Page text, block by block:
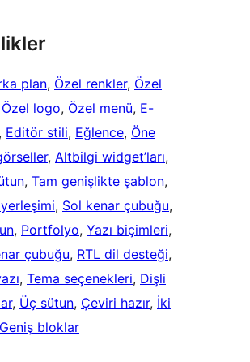
plan, Özel renkler, Özel
Özel logo, Özel menü, E-
, Editör stili, Eğlence, Öne
, Altbilgi widget’ları
, Tam genişlikte şablon
, Sol kenar çubuğu
, Portfolyo, Yazı biçimleri
çubuğu, RTL dil desteği
, Tema seçenekleri, Dişli
, Üç sütun, Çeviri hazır, İki
Geniş bloklar